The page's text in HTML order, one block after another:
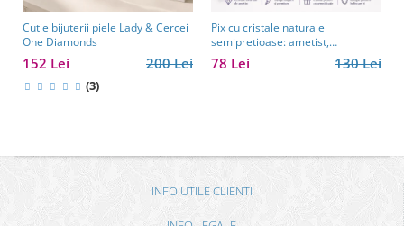
Cutie bijuterii piele Lady & Cercei
One Diamonds
200 Lei
152 Lei
(3)
Pix cu cristale naturale
semipretioase: ametist,
aventurin, lapis lazuli, ochi de
tigru, citrin și cuarț roz
130 Lei
78 Lei
INFO UTILE CLIENTI